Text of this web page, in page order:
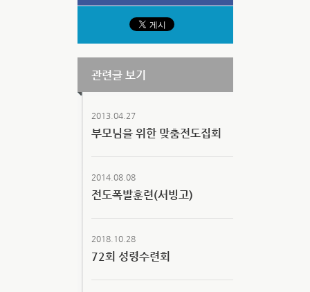
관련글 보기
2013.04.27
부모님을 위한 맞춤전도집회
2014.08.08
전도폭발훈련(서빙고)
2018.10.28
72회 성령수련회